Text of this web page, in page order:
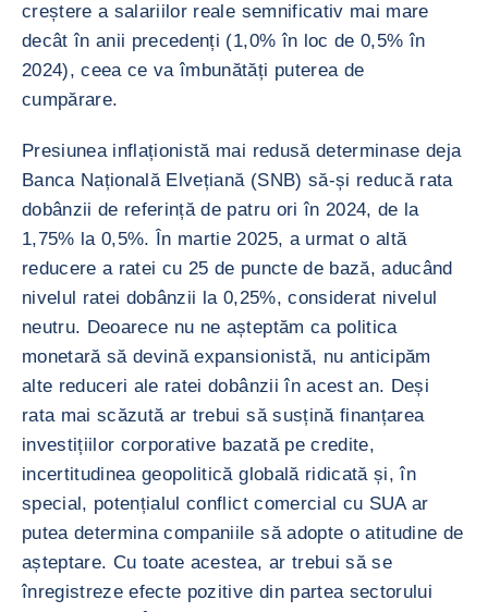
creștere a salariilor reale semnificativ mai mare
decât în anii precedenți (1,0% în loc de 0,5% în
2024), ceea ce va îmbunătăți puterea de
cumpărare.
Presiunea inflaționistă mai redusă determinase deja
Banca Națională Elvețiană (SNB) să-și reducă rata
dobânzii de referință de patru ori în 2024, de la
1,75% la 0,5%. În martie 2025, a urmat o altă
reducere a ratei cu 25 de puncte de bază, aducând
nivelul ratei dobânzii la 0,25%, considerat nivelul
neutru. Deoarece nu ne așteptăm ca politica
monetară să devină expansionistă, nu anticipăm
alte reduceri ale ratei dobânzii în acest an. Deși
rata mai scăzută ar trebui să susțină finanțarea
investițiilor corporative bazată pe credite,
incertitudinea geopolitică globală ridicată și, în
special, potențialul conflict comercial cu SUA ar
putea determina companiile să adopte o atitudine de
așteptare. Cu toate acestea, ar trebui să se
înregistreze efecte pozitive din partea sectorului